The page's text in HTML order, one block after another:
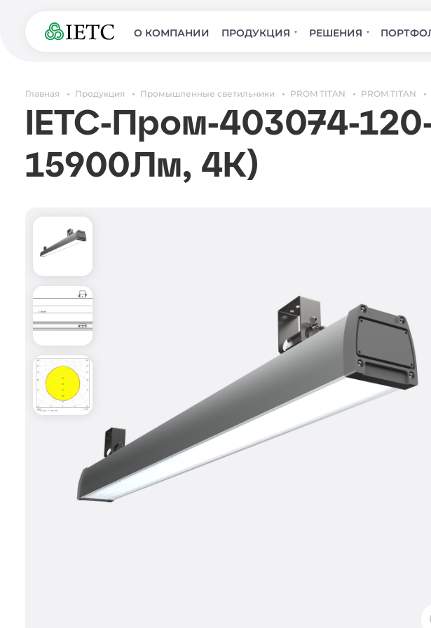
О КОМПАНИИ ПРОДУКЦИЯ РЕШЕНИЯ
Главная Продукция Промышленные светильники PROM TITAN PROM TITAN
IETC-Пром-403074-
15900Лм, 4К)